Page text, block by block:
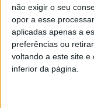
não exigir o seu
opor a esse
aplicadas apenas a
preferências ou
voltando a este site e
inferior da página.
A autarquia explica
diretamente pela
Expansão do
Simplificado,
freguesias